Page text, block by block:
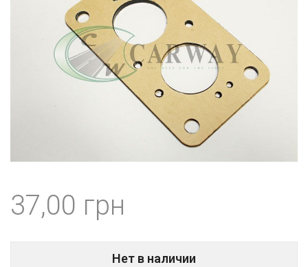
37,00
Нет в наличии